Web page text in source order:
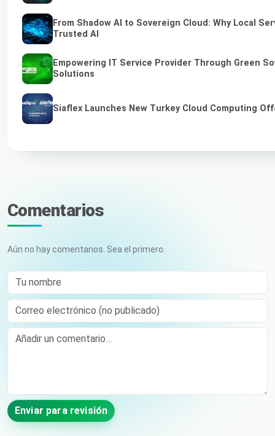
From Shadow AI to Sovereign Cloud: Why Local
Trusted AI
Empowering IT Service Provider Through Green
Solutions
Siaflex Launches New Turkey Cloud Computing
Comentarios
Aún no hay comentarios. Sea el primero.
Tu nombre
Correo electrónico (no publicado)
Comment
Enviar para revisión